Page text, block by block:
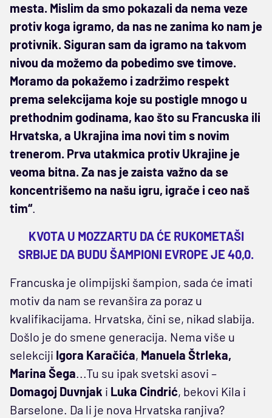
mesta. Mislim da smo pokazali da nema veze
protiv koga igramo, da nas ne zanima ko nam je
protivnik. Siguran sam da igramo na takvom
nivou da možemo da pobedimo sve timove.
Moramo da pokažemo i zadržimo respekt
prema selekcijama koje su postigle mnogo u
prethodnim godinama, kao što su Francuska ili
Hrvatska, a Ukrajina ima novi tim s novim
trenerom. Prva utakmica protiv Ukrajine je
veoma bitna. Za nas je zaista važno da se
koncentrišemo na našu igru, igrače i ceo naš
tim“.
KVOTA U MOZZARTU DA ĆE RUKOMETAŠI
SRBIJE DA BUDU ŠAMPIONI EVROPE JE 40,0.
Francuska je olimpijski šampion, sada će imati
motiv da nam se revanšira za poraz u
kvalifikacijama. Hrvatska, čini se, nikad slabija.
Došlo je do smene generacija. Nema više u
selekciji Igora Karačića, Manuela Štrleka,
Marina Šega...Tu su ipak svetski asovi –
Domagoj Duvnjak i Luka Cindrić, bekovi Kila i
Barselone. Da li je nova Hrvatska ranjiva?